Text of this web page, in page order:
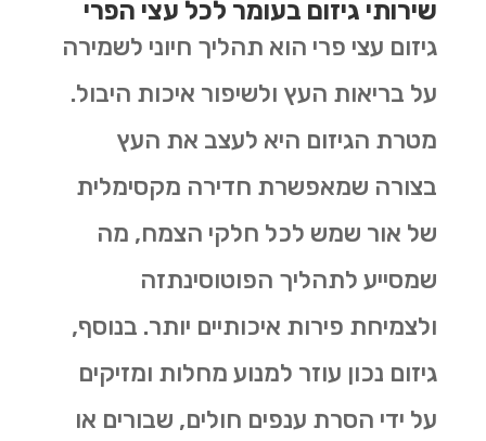
שירותי גיזום בעומר לכל עצי הפרי
גיזום עצי פרי הוא תהליך חיוני לשמירה
על בריאות העץ ולשיפור איכות היבול.
מטרת הגיזום היא לעצב את העץ
בצורה שמאפשרת חדירה מקסימלית
של אור שמש לכל חלקי הצמח, מה
שמסייע לתהליך הפוטוסינתזה
ולצמיחת פירות איכותיים יותר. בנוסף,
גיזום נכון עוזר למנוע מחלות ומזיקים
על ידי הסרת ענפים חולים, שבורים או